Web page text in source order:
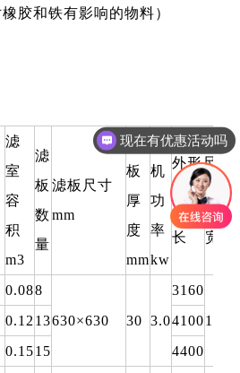
胶和铁有影响的物料）
滤
室
容
积
m3
滤
板
数
量
滤板尺寸
mm
滤
板
厚
度
mm
电
机
功
率
kw
外形尺寸
长 宽
0.088
630×630
30 3.0
3160
190
0.12 13
4100
0.1515 4400
可以介绍下你们的产品么
现在有优惠活动吗